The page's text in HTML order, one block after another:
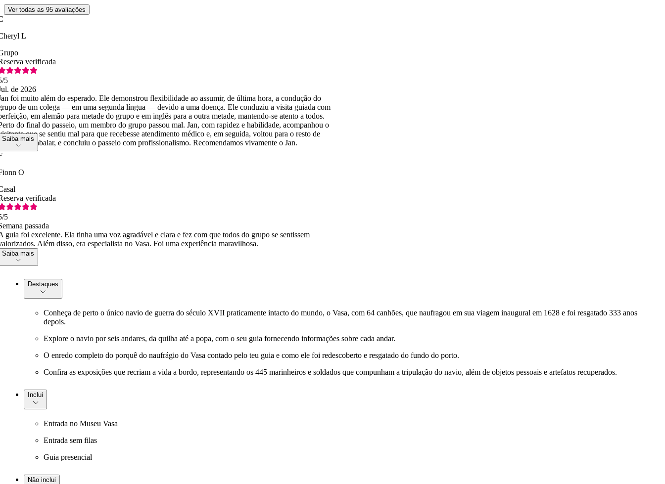
Ver todas as 95 avaliações
L
verificada
/5
de 2026
foi muito além do esperado. Ele demonstrou flexibilidade ao assumir, de última hora, a condução do
de um colega — em uma segunda língua — devido a uma doença. Ele conduziu a visita guiada com
em alemão para metade do grupo e em inglês para a outra metade, mantendo-se atento a todos.
do final do passeio, um membro do grupo passou mal. Jan, com rapidez e habilidade, acompanhou o
que se sentiu mal para que recebesse atendimento médico e, em seguida, voltou para o resto de
sem se abalar, e concluiu o passeio com profissionalismo. Recomendamos vivamente o Jan.
Saiba mais
O
verificada
/5
passada
guia foi excelente. Ela tinha uma voz agradável e clara e fez com que todos do grupo se sentissem
Além disso, era especialista no Vasa. Foi uma experiência maravilhosa.
Saiba mais
Destaques
Conheça de perto o único navio de guerra do século XVII praticamente intacto do mundo, o Vasa, com 64 canhões, que naufragou em sua viagem inaugural em 1628 e foi resgatado 333 anos
depois.
Explore o navio por seis andares, da quilha até a popa, com o seu guia fornecendo informações sobre cada andar.
O enredo completo do porquê do naufrágio do Vasa contado pelo teu guia e como ele foi redescoberto e resgatado do fundo do porto.
Confira as exposições que recriam a vida a bordo, representando os 445 marinheiros e soldados que compunham a tripulação do navio, além de objetos pessoais e artefatos recuperados.
Inclui
Entrada no Museu Vasa
Entrada sem filas
Guia presencial
Não inclui